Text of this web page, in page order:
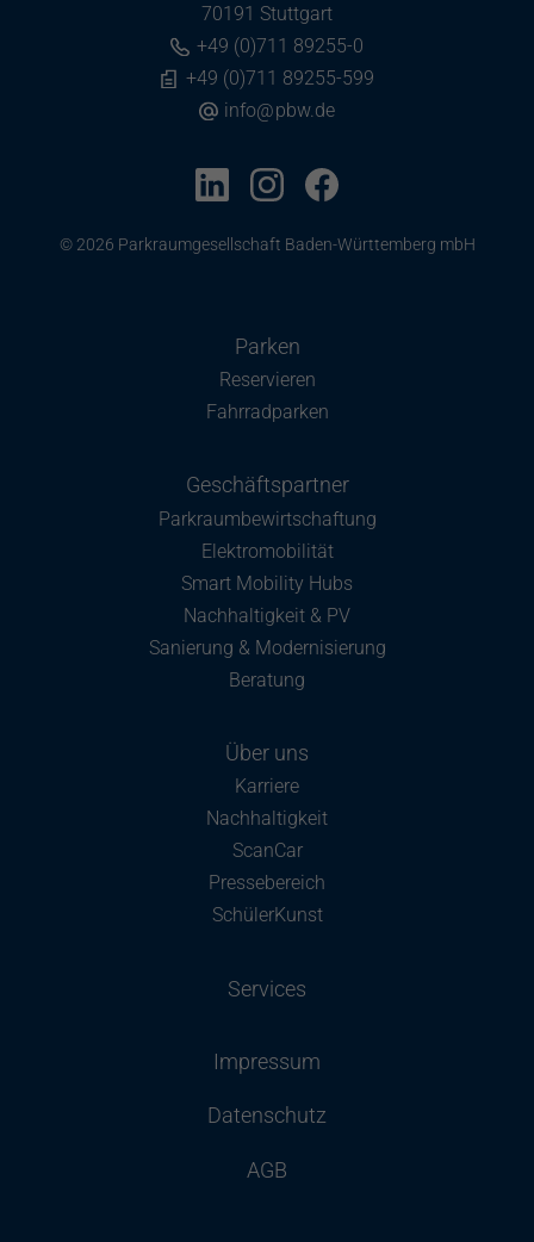
70191 Stuttgart
+49 (0)711 89255-0
+49 (0)711 89255-599
info@pbw.de
© 2026 Parkraumgesellschaft Baden-Württemberg mbH
Parken
Reservieren
Fahrradparken
Geschäftspartner
Parkraumbewirtschaftung
Elektromobilität
Smart Mobility Hubs
Nachhaltigkeit & PV
Sanierung & Modernisierung
Beratung
Über uns
Karriere
Nachhaltigkeit
ScanCar
Pressebereich
SchülerKunst
Services
Impressum
Datenschutz
AGB